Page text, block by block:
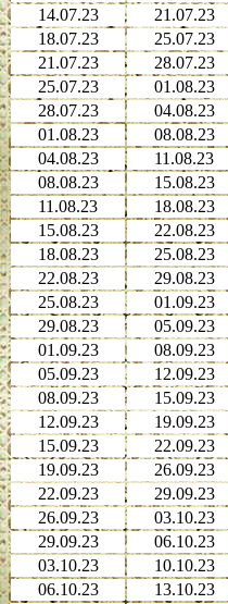
14.07.23
21.07.23
18.07.23
25.07.23
21.07.23
28.07.23
25.07.23
01.08.23
28.07.23
04.08.23
01.08.23
08.08.23
04.08.23
11.08.23
08.08.23
15.08.23
11.08.23
18.08.23
15.08.23
22.08.23
18.08.23
25.08.23
22.08.23
29.08.23
25.08.23
01.09.23
29.08.23
05.09.23
01.09.23
08.09.23
05.09.23
12.09.23
08.09.23
15.09.23
12.09.23
19.09.23
15.09.23
22.09.23
19.09.23
26.09.23
22.09.23
29.09.23
26.09.23
03.10.23
29.09.23
06.10.23
03.10.23
10.10.23
06.10.23
13.10.23